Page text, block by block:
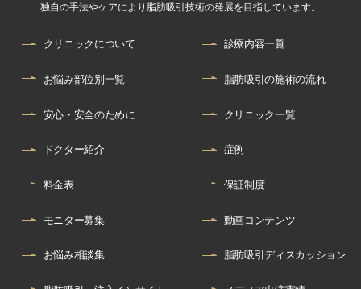
独自の手法やケアにより脂肪吸引技術の発展を目指しています。
クリニックについて 診療内容一覧
お悩み部位別一覧 脂肪吸引の施術の流れ
安心・安全のために クリニック一覧
ドクター紹介 症例
料金表 保証制度
モニター募集 動画コンテンツ
お悩み相談集 脂肪吸引ディスカッション